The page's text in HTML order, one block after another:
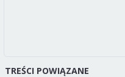
TREŚCI POWIĄZANE